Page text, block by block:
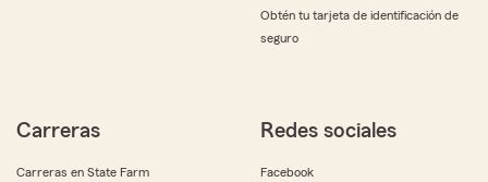
Obtén tu tarjeta de identificación de
seguro
Carreras
Carreras en State Farm
Redes sociales
Facebook